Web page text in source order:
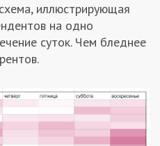
иллюстрирующая
на одно
суток. Чем бледнее